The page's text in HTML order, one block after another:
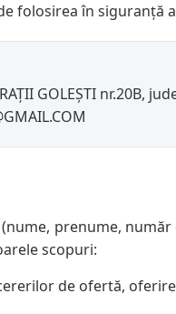
folosirea în siguranță
GOLEȘTI nr.20B,
prenume,
scopuri:
de ofertă,